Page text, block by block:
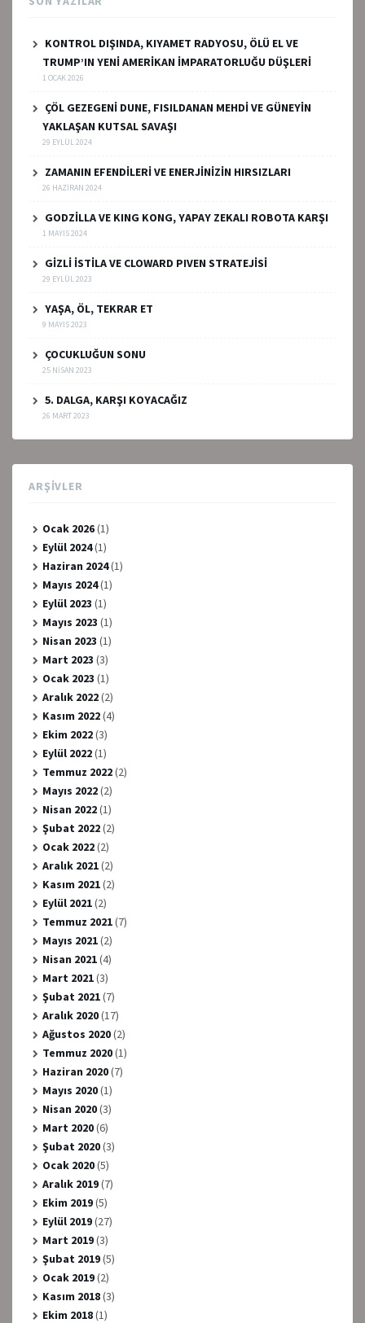
KONTROL DIŞINDA, KIYAMET RADYOSU, ÖLÜ EL VE
TRUMP’IN YENİ AMERİKAN İMPARATORLUĞU DÜŞLERİ
1 OCAK 2026
ÇÖL GEZEGENİ DUNE, FISILDANAN MEHDİ VE GÜNEYİN
YAKLAŞAN KUTSAL SAVAŞI
29 EYLÜL 2024
ZAMANIN EFENDİLERİ VE ENERJİNİZİN HIRSIZLARI
26 HAZIRAN 2024
GODZİLLA VE KING KONG, YAPAY ZEKALI ROBOTA KARŞI
1 MAYIS 2024
GİZLİ İSTİLA VE CLOWARD PIVEN STRATEJİSİ
29 EYLÜL 2023
YAŞA, ÖL, TEKRAR ET
9 MAYIS 2023
ÇOCUKLUĞUN SONU
25 NISAN 2023
5. DALGA, KARŞI KOYACAĞIZ
26 MART 2023
ARŞIVLER
Ocak 2026(1)
Eylül 2024(1)
Haziran 2024(1)
Mayıs 2024(1)
Eylül 2023 (1)
Mayıs 2023 (1)
Nisan 2023 (1)
Mart 2023 (3)
Ocak 2023 (1)
Aralık 2022(2)
Kasım 2022(4)
Ekim 2022(3)
Eylül 2022(1)
Temmuz 2022(2)
Mayıs 2022(2)
Nisan 2022(1)
Şubat 2022(2)
Ocak 2022(2)
Aralık 2021(2)
Kasım 2021(2)
Eylül 2021(2)
Temmuz 2021(7)
Mayıs 2021(2)
Nisan 2021(4)
Mart 2021(3)
Şubat 2021(7)
Aralık 2020(17)
Ağustos 2020(2)
Temmuz 2020(1)
Haziran 2020(7)
Mayıs 2020(1)
Nisan 2020(3)
Mart 2020(6)
Şubat 2020(3)
Ocak 2020(5)
Aralık 2019(7)
Ekim 2019(5)
Eylül 2019(27)
Mart 2019(3)
Şubat 2019(5)
Ocak 2019(2)
Kasım 2018(3)
Ekim 2018(1)